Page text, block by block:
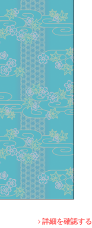
詳細を確認する